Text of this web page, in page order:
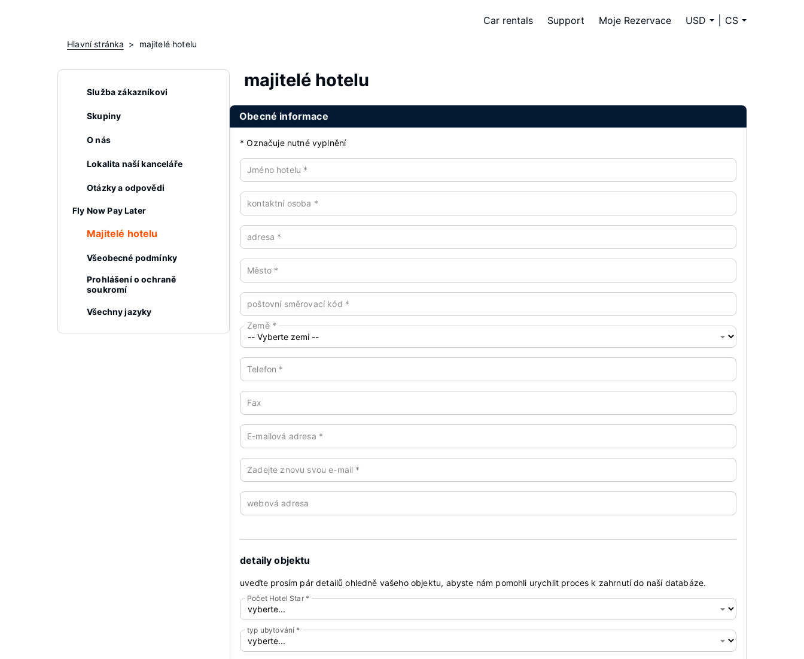
Car rentals Support Moje Rezervace USD CS
Hlavní stránka majitelé hotelu
Služba zákazníkovi
Skupiny
O nás
Lokalita naší kanceláře
Otázky a odpovědi
Fly Now Pay Later
Majitelé hotelu
Všeobecné podmínky
Prohlášení o ochraně
soukromí
Všechny jazyky
majitelé hotelu
Obecné informace
* Označuje nutné vyplnění
Jméno hotelu *
kontaktní osoba *
adresa *
Město *
poštovní směrovací kód *
Země *
Telefon *
Fax
E-mailová adresa *
Zadejte znovu svou e-mail *
webová adresa
detaily objektu
uveďte prosím pár detailů ohledně vašeho objektu, abyste nám pomohli urychlit proces k zahrnutí do naší databáze.
Počet Hotel Star *
typ ubytování *